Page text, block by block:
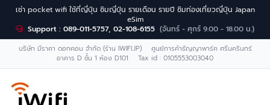
เช่า pocket wifi ใช้ที่ญี่ปุ่น ซิมญี่ปุ่น รายเดือน รายปี ซิมท่องเที่ยวญี่ปุ่น Japan
eSim
Support : 089-011-5757, 02-108-6155 (จันทร์ - ศุกร์ 9.00 - 18.00 น.)
บริษัท มีราคา ดอทคอม จำกัด (ร้าน IWIFI.JP) ศูนย์การค้าธัญญาพาร์ค ศรีนครินทร์
อาคาร D ชั้น 1 ห้อง D101 Tax id : 0105553003040